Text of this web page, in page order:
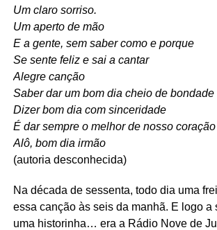
Um claro sorriso.
Um aperto de mão
E a gente, sem saber como e porque
Se sente feliz e sai a cantar
Alegre canção
Saber dar um bom dia cheio de bondade
Dizer bom dia com sinceridade
É dar sempre o melhor de nosso coração
Alô, bom dia irmão
(autoria desconhecida)
Na década de sessenta, todo dia uma
essa canção às seis da manhã. E logo a
uma historinha… era a Rádio Nove de